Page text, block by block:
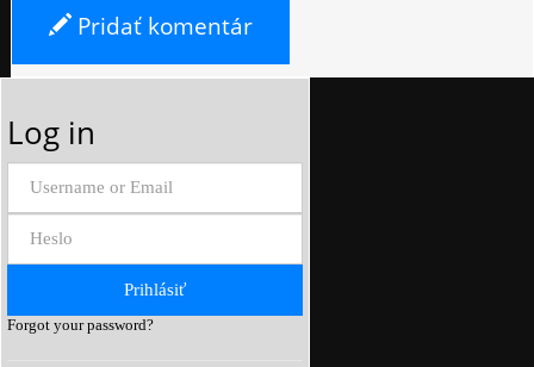
Pridať komentár
Log in
Forgot your password?